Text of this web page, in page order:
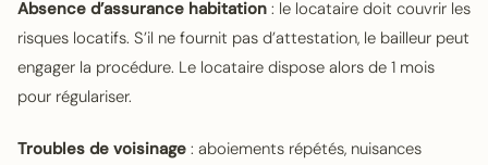
Absence d’assurance habitation : le locataire doit couvrir les
risques locatifs. S’il ne fournit pas d’attestation, le bailleur peut
engager la procédure. Le locataire dispose alors de 1 mois
pour régulariser.
Troubles de voisinage : aboiements répétés, nuisances